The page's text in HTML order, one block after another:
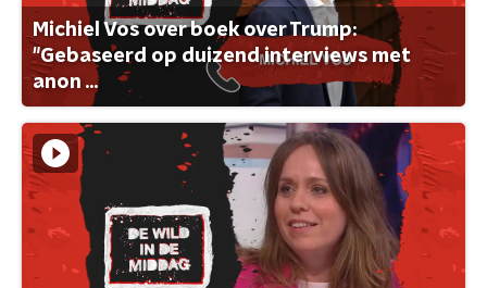
Michiel Vos over boek over Trump:
"Gebaseerd op duizend interviews met
anon ...